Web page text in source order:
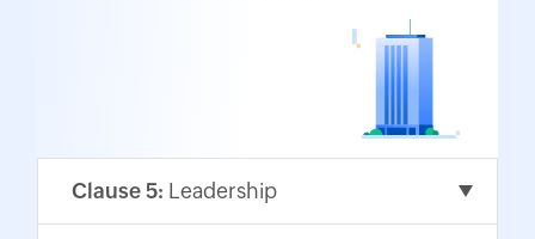
Clause 5: Leadership